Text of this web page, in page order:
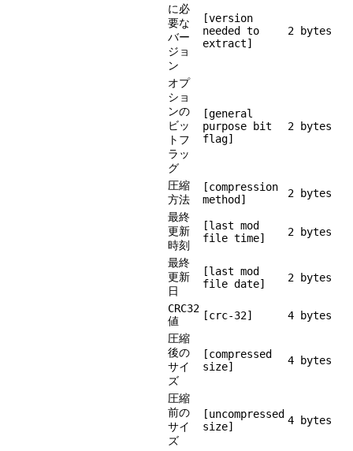
に必
要な
バー
ジョ
ン
[version
needed to
extract]
2 bytes
オプ
ショ
ンの
ビッ
トフ
ラッ
グ
[general
purpose bit
flag]
2 bytes
圧縮
方法
[compression
method]
2 bytes
最終
更新
時刻
[last mod
file time]
2 bytes
最終
更新
日
[last mod
file date]
2 bytes
CRC32
値
[crc-32]
4 bytes
圧縮
後の
サイ
ズ
[compressed
size]
4 bytes
圧縮
前の
サイ
ズ
[uncompressed
size]
4 bytes